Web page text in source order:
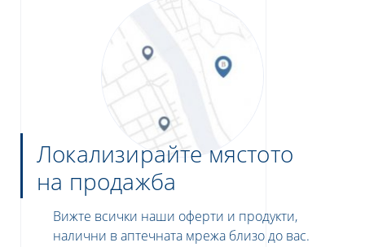
Локализирайте мястото
на продажба
Вижте всички наши оферти и продукти,
налични в аптечната мрежа близо до вас.